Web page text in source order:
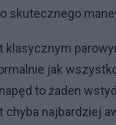
skutecznego
klasycznym
jak
to żaden
chyba najbardziej